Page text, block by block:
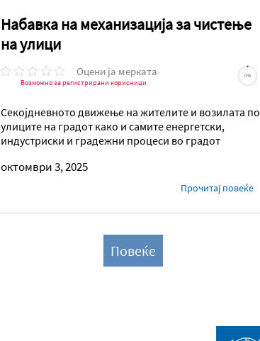
Набавка на механизација за чистење
на улици
Оцени ја мерката
Возможно за регистрирани корисници
0%
Секојдневното движење на жителите и возилата по
улиците на градот како и самите енергетски,
индустриски и градежни процеси во градот
октомври 3, 2025
Прочитај повеќе
Повеќе